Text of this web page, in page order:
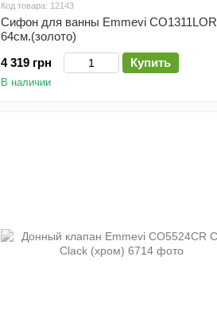
Код товара: 12143
Сифон для ванны Emmevi CO1311LOR
64см.(золото)
4 319 грн
Купить
В наличии